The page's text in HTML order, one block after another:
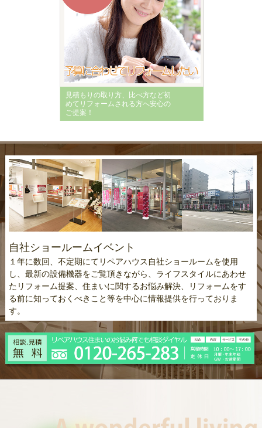
見積もりの取り方、比べ方など初
めてリフォームされる方へ安心の
ご提案！
自社ショールームイベント
１年に数回、不定期にてリペアハウス自社ショールームを使用
し、最新の設備機器をご覧頂きながら、ライフスタイルにあわせ
たリフォーム提案、住まいに関するお悩み解決、リフォームをす
る前に知っておくべきこと等を中心に情報提供を行っておりま
す。